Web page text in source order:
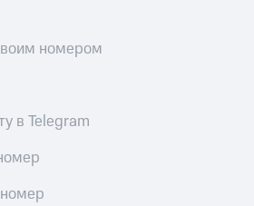
номером
в Telegram